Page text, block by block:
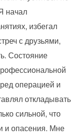
начал
избегал
с друзьями,
Состояние
операцией и
откладывать
сильной, что
и опасения. Мне